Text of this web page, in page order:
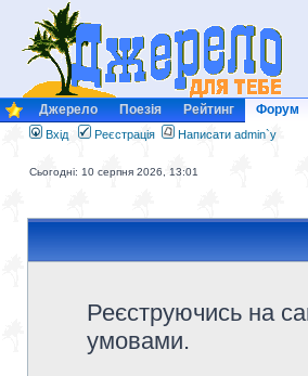
Джерело Поезія Рейтинг Форум
Вхід Реєстрація Написати admin`у
Сьогодні: 10 серпня 2026, 13:01
Реєструючись на
умовами.